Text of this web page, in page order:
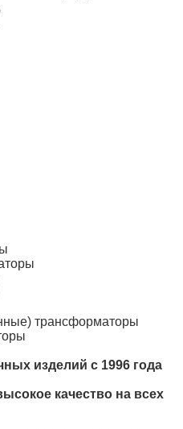
трансформаторы
изделий с 1996 года
качество на всех